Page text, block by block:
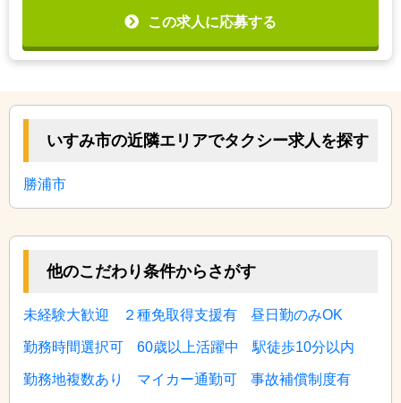
この求人に応募する
いすみ市の近隣エリアでタクシー求人を探す
勝浦市
他のこだわり条件からさがす
未経験大歓迎 ２種免取得支援有 昼日勤のみOK
勤務時間選択可 60歳以上活躍中 駅徒歩10分以内
勤務地複数あり マイカー通勤可 事故補償制度有